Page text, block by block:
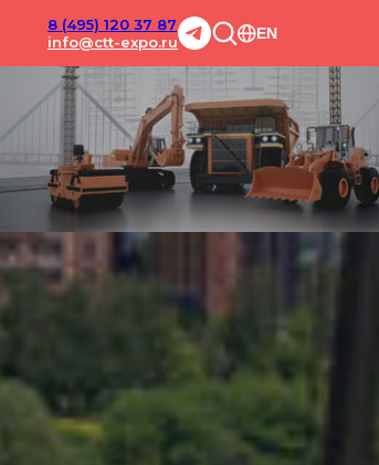
8 (495) 120 37 87
info@ctt-expo.ru
EN